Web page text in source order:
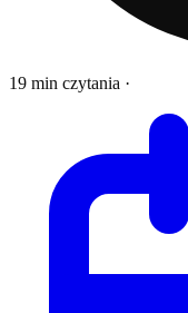
19 min czytania ·